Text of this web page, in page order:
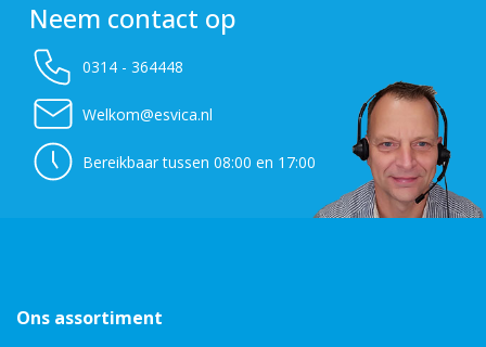
Neem contact op
0314 - 364448
Welkom@esvica.nl
Bereikbaar tussen 08:00 en 17:00
Ons assortiment